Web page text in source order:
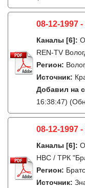
08-12-1997
Каналы [6]:
REN-TV
Регион:
Источник:
Добавил на
16:38:47)
08-12-1997
Каналы [6]:
НВС / ТРК
Регион:
Источник: